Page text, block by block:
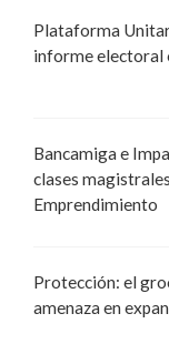
Plataforma
informe electoral
Bancamiga e
clases
Emprendimiento
Protección: el
amenaza en